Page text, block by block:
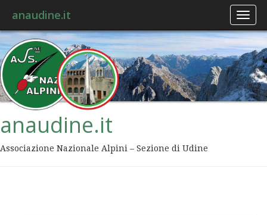
anaudine.it
anaudine.it
Associazione Nazionale Alpini – Sezione di Udine